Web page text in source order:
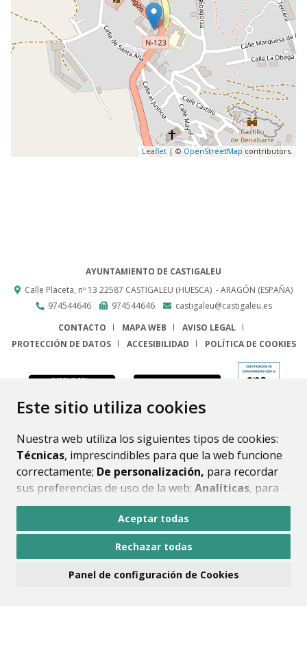
Este sitio utiliza cookies
Nuestra web utiliza los siguientes tipos de cookies:
Técnicas, imprescindibles para que la web funcione
correctamente; De personalización, para recordar
sus preferencias de uso de la web; Analíticas, para
mejorar el funcionamiento de la web y sus servicios.
Si acepta pulsando el botón“Aceptar todas”
consideramos que acepta su uso. Si pulsa el botón
ninguna acción, se guardarán las cookies técnicas
Aceptar todas
Rechazar todas
Panel de configuración de Cookies
Leaflet| ©OpenStreetMapcontributors.
AYUNTAMIENTO DE CASTIGALEU
Calle Placeta, nº 13 22587 CASTIGALEU (HUESCA) - ARAGÓN (ESPAÑA)
974544646
974544646
castigaleu@castigaleu.es
CONTACTO
MAPA WEB
AVISO LEGAL
PROTECCIÓN DE DATOS
ACCESIBILIDAD POLÍTICA DE COOKIES